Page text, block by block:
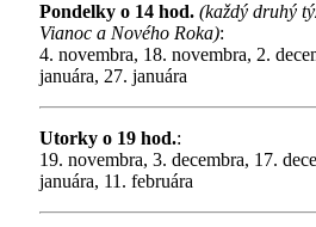
Pondelky o 14 hod. (každý druhý
Vianoc a Nového Roka):
4. novembra, 18. novembra, 2.
januára, 27. januára
Utorky o 19 hod.:
19. novembra, 3. decembra, 17.
januára, 11. februára